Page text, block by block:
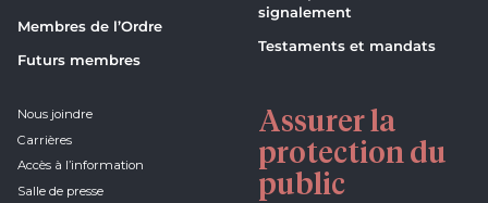
Membres de l’Ordre
Futurs membres
signalement
Testaments et mandats
Nous joindre
Carrières
Accès à l’information
Salle de presse
Assurer la
protection du
public